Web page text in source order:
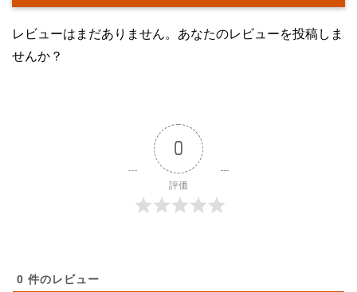
レビューはまだありません。あなたのレビューを投稿しま
せんか？
0
評価
0 件のレビュー